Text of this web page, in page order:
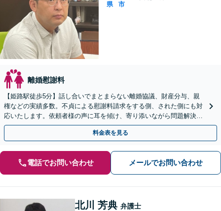
県
市
離婚慰謝料
【姫路駅徒歩5分】話し合いでまとまらない離婚協議、財産分与、親
権などの実績多数。不貞による慰謝料請求をする側、された側にも対
応いたします。依頼者様の声に耳を傾け、寄り添いながら問題解決に
導きます！【初回相談無料】【子連れ相談OK】
料金表を見る
電話でお問い合わせ メールでお問い合わせ
北川 芳典 弁護士